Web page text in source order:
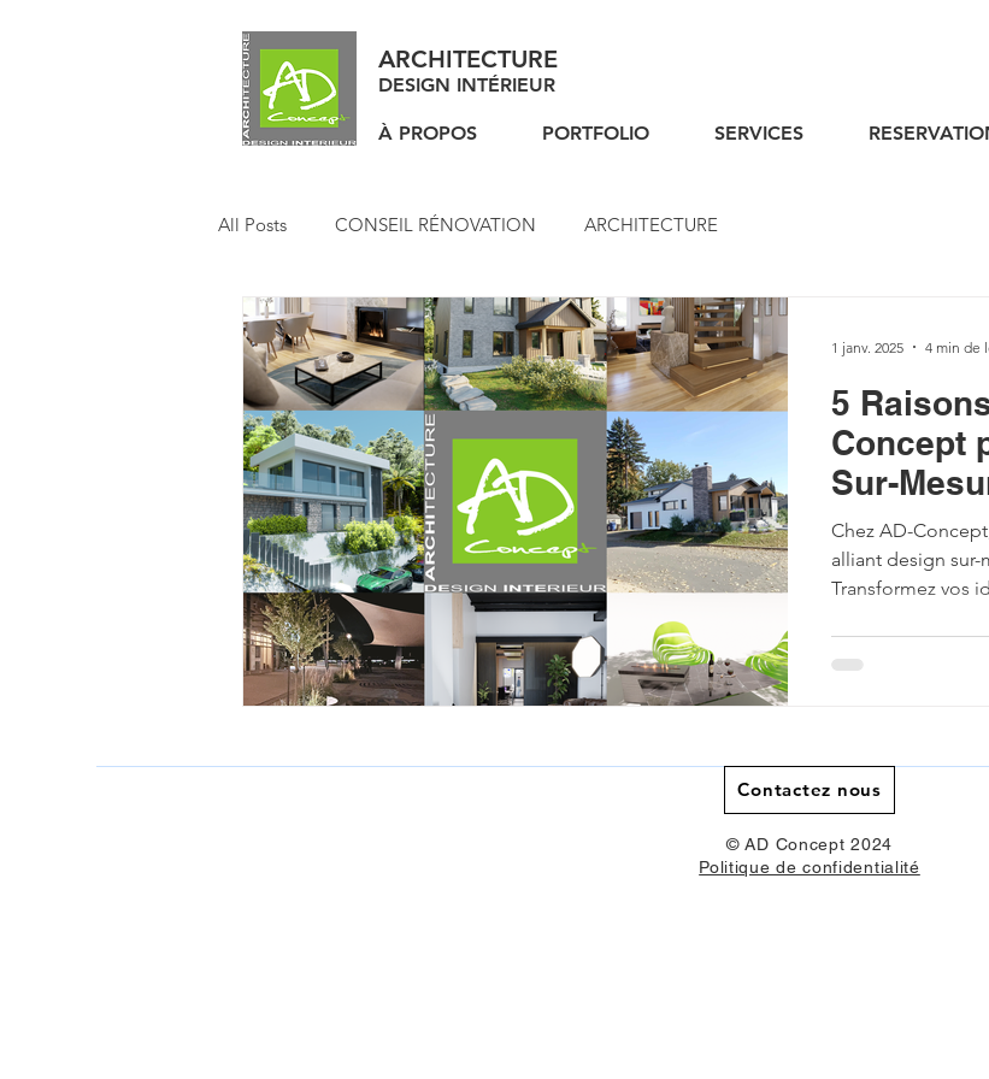
ARCHITECTURE
DESIGN INTÉRIEUR
À PROPOS PORTFOLIO SERVICES
All Posts CONSEIL RÉNOVATION ARCHITECTURE
5
Concept
Sur-
Intérieur.
Chez AD-
alliant design
Transformez vos
1 janv. 2025 4 min de
Contactez nous
© AD Concept 2024
Politique de confidentialité